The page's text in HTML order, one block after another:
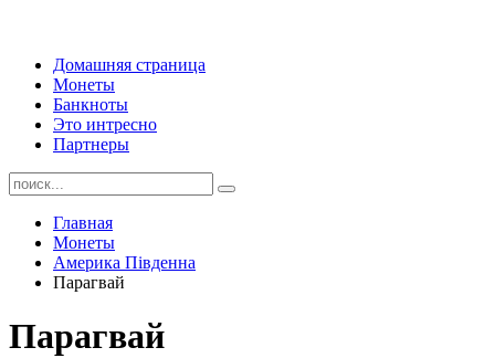
Домашняя страница
Монеты
Банкноты
Это интресно
Партнеры
Главная
Монеты
Америка Південна
Парагвай
Парагвай